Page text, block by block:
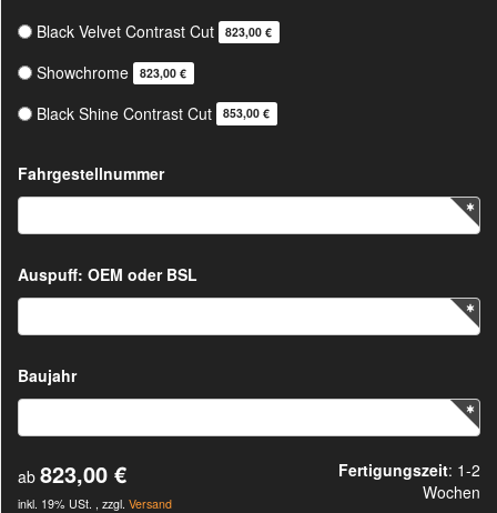
Black Velvet Contrast Cut
823,00 €
Showchrome 823,00 €
Black Shine Contrast Cut 853,00 €
Fahrgestellnummer
Auspuff: OEM oder BSL
Baujahr
ab 823,00 €
inkl. 19% USt. , zzgl. Versand
Fertigungszeit: 1-2
Wochen